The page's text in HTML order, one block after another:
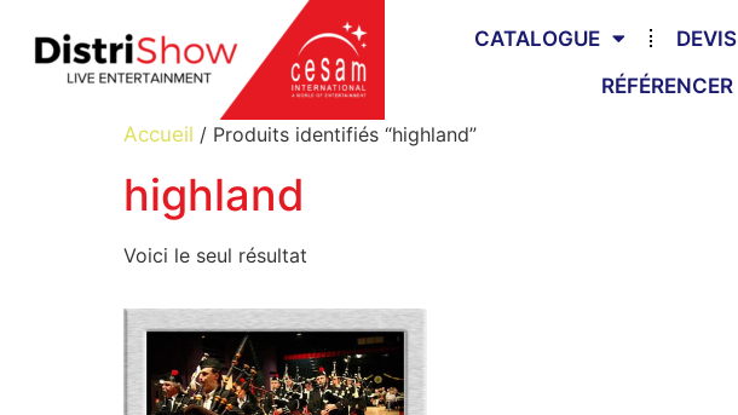
CATALOGUE DEVIS
RÉFÉRENCER
Accueil / Produits identifiés “highland”
highland
Voici le seul résultat